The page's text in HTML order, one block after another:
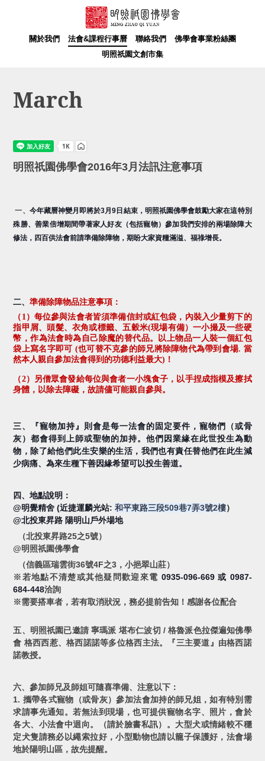
關於我們 法會&課程行事曆 聯絡我們
佛學會事業粉絲團
明照祇園文創市集
March
明照祇園佛學會2016年3月法訊注意事項
一、 今年藏曆神變月即將於3月9日結束，明照祇園佛學會鼓勵大家在這特別
殊勝、善業倍增期間帶著家人好友（包括寵物）參加我們安排的兩場除障大
修法，四百供法會前請準備除障物，期盼大家資糧滿溢、福祿增長。
二、準備除障物品注意事項：
（ 1 ）每位參與法會者皆須準備信封或紅包袋，內裝入少量剪下的
指甲屑、頭髮、衣角或標籤、五穀米(現場有備）一小撮及一些硬
幣，作為法會時為自己除魔的替代品。以上物品一人裝一個紅包
袋上寫名字即可 (也可替不克參的師兄將除障物代為帶到會場. 當
然本人親自參加法會得到的功德利益最大) ！
（2）另僧眾會發給每位與會者一小塊食子，以手捏成指模及擦拭
身體，以除去障礙，故請儘可能親自參與。
三、『寵物加持』則會是每一法會的固定要件，寵物們（或骨
灰）都會得到上師或聖物的加持。他們因業緣在此世投生為動
物，除了給他們此生安樂的生活，我們也有責任替他們在此生減
少病痛、為來生種下善因緣希望可以投生善道。
四、地點說明：
@明覺精舍 (近捷運麟光站:和平東路三段509巷7弄3號2樓）
@北投東昇路 陽明山戶外場地
（北投東昇路25之5號）
@明照祇園佛學會
（信義區瑞雲街36號4F之3，小挹翠山莊）
※若地點不清楚或其他疑問歡迎來電 0935-096-669 或 0987-
684-448洽詢
※需要搭車者，若有取消狀況，務必提前告知！感謝各位配合
五、明照祇園已邀請 寧瑪派 堪布仁波切 / 格魯派色拉傑遍知佛學
會 格西西惹、格西諾諾等多位格西主法。『三主要道』由格西諾
諾教授。
六、參加師兄及師姐可隨喜準備、注意以下：
1. 攜帶各式寵物（或骨灰）參加法會加持的師兄姐，如有特別需
求請事先通知。若無法到現場，也可提供寵物名字、照片，會於
各大、小法會中迴向。（請於臉書私訊）。大型犬或情緒較不穩
定犬隻請務必以繩索拉好，小型動物也請以籠子保護好，法會場
地於陽明山區，故先提醒。